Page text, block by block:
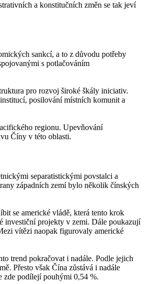
a konstitučních změn se tak jeví
sankcí, a to z důvodu potřeby
s potlačováním
pro rozvoj široké škály iniciativ.
posilování místních komunit a
regionu. Upevňování
Číny v této oblasti.
separatistickými povstalci a
západních zemí bylo několik čínských
se americké vládě, která tento krok
investiční projekty v zemi. Dále poukazují
vítězi naopak figurovaly americké
trend pokračovat i nadále. Podle jejich
Přesto však Čína zůstává i nadále
zde podílejí pouhými 0,54 %.